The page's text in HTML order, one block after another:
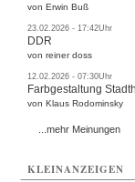
von Erwin Buß
23.02.2026 - 17:42Uhr
DDR
von reiner doss
12.02.2026 - 07:30Uhr
Farbgestaltung
von Klaus Rodominsky
...mehr Meinungen
KLEINANZEIGEN